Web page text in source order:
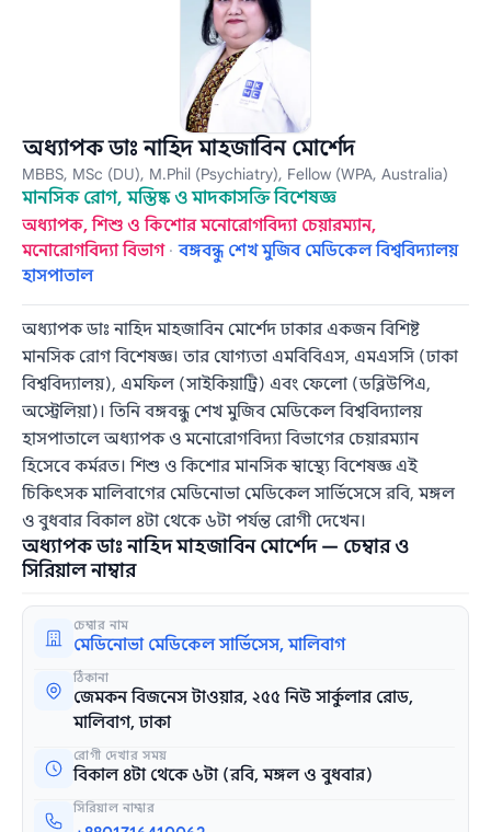
অধ্যাপক ডাঃ নাহিদ মাহজাবিন মোর্শেদ
MBBS, MSc (DU), M.Phil (Psychiatry), Fellow (WPA, Australia)
মানসিক রোগ, মস্তিষ্ক ও মাদকাসক্তি বিশেষজ্ঞ
অধ্যাপক, শিশু ও কিশোর মনোরোগবিদ্যা চেয়ারম্যান,
মনোরোগবিদ্যা বিভাগ ·বঙ্গবন্ধু শেখ মুজিব মেডিকেল বিশ্ববিদ্যালয়
হাসপাতাল
অধ্যাপক ডাঃ নাহিদ মাহজাবিন মোর্শেদ ঢাকার একজন বিশিষ্ট
মানসিক রোগ বিশেষজ্ঞ। তার যোগ্যতা এমবিবিএস, এমএসসি (ঢাকা
বিশ্ববিদ্যালয়), এমফিল (সাইকিয়াট্রি) এবং ফেলো (ডব্লিউপিএ,
অস্ট্রেলিয়া)। তিনি বঙ্গবন্ধু শেখ মুজিব মেডিকেল বিশ্ববিদ্যালয়
হাসপাতালে অধ্যাপক ও মনোরোগবিদ্যা বিভাগের চেয়ারম্যান
হিসেবে কর্মরত। শিশু ও কিশোর মানসিক স্বাস্থ্যে বিশেষজ্ঞ এই
চিকিৎসক মালিবাগের মেডিনোভা মেডিকেল সার্ভিসেসে রবি, মঙ্গল
ও বুধবার বিকাল ৪টা থেকে ৬টা পর্যন্ত রোগী দেখেন।
অধ্যাপক ডাঃ নাহিদ মাহজাবিন মোর্শেদ — চেম্বার ও
সিরিয়াল নাম্বার
চেম্বার নাম
মেডিনোভা মেডিকেল সার্ভিসেস, মালিবাগ
ঠিকানা
জেমকন বিজনেস টাওয়ার, ২৫৫ নিউ সার্কুলার রোড,
মালিবাগ, ঢাকা
রোগী দেখার সময়
বিকাল ৪টা থেকে ৬টা (রবি, মঙ্গল ও বুধবার)
সিরিয়াল নাম্বার